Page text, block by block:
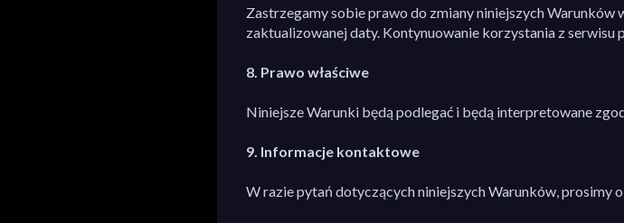
Zastrzegamy sobie prawo do zmiany niniejszych
zaktualizowanej daty. Kontynuowanie korzystania z
8. Prawo właściwe
Niniejsze Warunki będą podlegać i będą interpretowane
9. Informacje kontaktowe
W razie pytań dotyczących niniejszych Warunków, prosimy